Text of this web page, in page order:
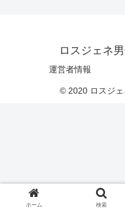
ロスジェネ
運営者情報
© 2020 ロスジェ
ホーム 検索